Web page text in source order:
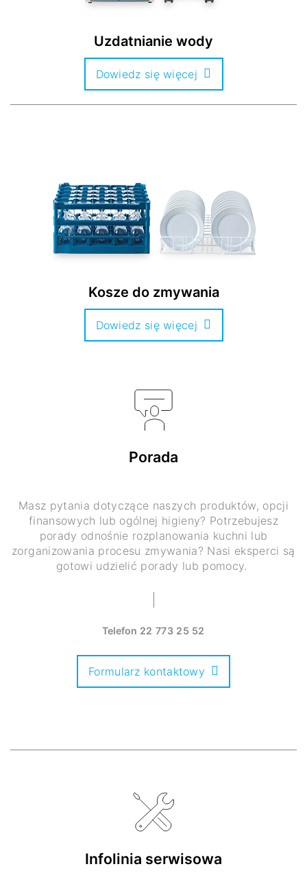
Uzdatnianie wody
Dowiedz się więcej
Kosze do zmywania
Dowiedz się więcej
Porada
Masz pytania dotyczące naszych produktów, opcji
finansowych lub ogólnej higieny? Potrzebujesz
porady odnośnie rozplanowania kuchni lub
zorganizowania procesu zmywania? Nasi eksperci są
gotowi udzielić porady lub pomocy.
Telefon 22 773 25 52
Formularz kontaktowy
Infolinia serwisowa